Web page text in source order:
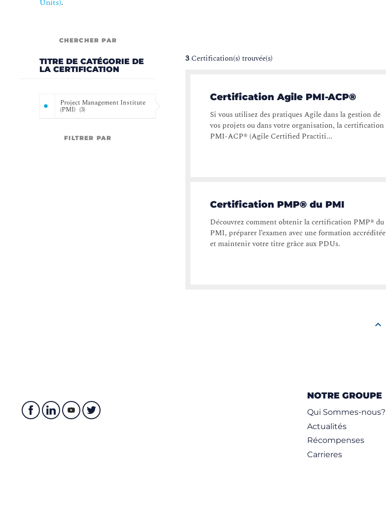
Units).
CHERCHER PAR
TITRE DE CATÉGORIE DE
LA CERTIFICATION
Project Management Institute
(PMI) (3)
FILTRER PAR
3 Certification(s) trouvée(s)
Certification Agile PMI-ACP®
Si vous utilisez des pratiques Agile dans la gestion de
vos projets ou dans votre organisation, la certification
PMI-ACP® (Agile Certified Practiti...
Certification PMP® du PMI
Découvrez comment obtenir la certification PMP® du
PMI, préparer l’examen avec une formation accréditée
et maintenir votre titre grâce aux PDUs.
NOTRE GROUPE
Qui Sommes-nous?
Actualités
Récompenses
Carrieres